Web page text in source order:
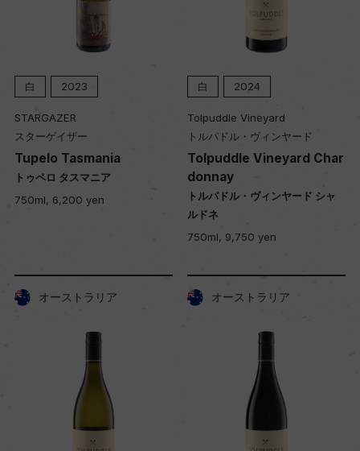
白 2023
STARGAZER
スターゲイザー
Tupelo Tasmania
トゥペロ タスマニア
750ml, 6,200 yen
白 2024
Tolpuddle Vineyard
トルパドル・ヴィンヤード
Tolpuddle Vineyard Char
donnay
トルパドル・ヴィンヤード シャ
ルドネ
750ml, 9,750 yen
オーストラリア オーストラリア